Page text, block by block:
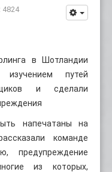
в Шотландии
изучением путей
и сделали
напечатаны на
команде
предупреждение
из которых,